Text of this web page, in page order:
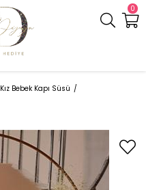
0
Kız Bebek Kapı Süsü